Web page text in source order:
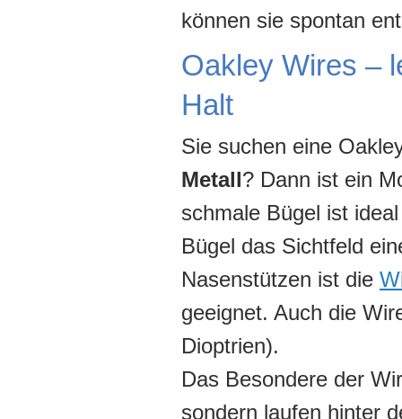
können sie spontan
Oakley Wires –
Halt
Sie suchen eine
Metall? Dann ist ein
schmale Bügel ist
Bügel das Sichtfeld
Nasenstützen ist die
geeignet. Auch die
Dioptrien).
Das Besondere der
sondern laufen hinter